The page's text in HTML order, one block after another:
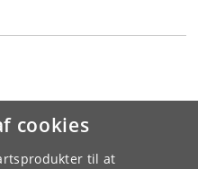
cookies
til at